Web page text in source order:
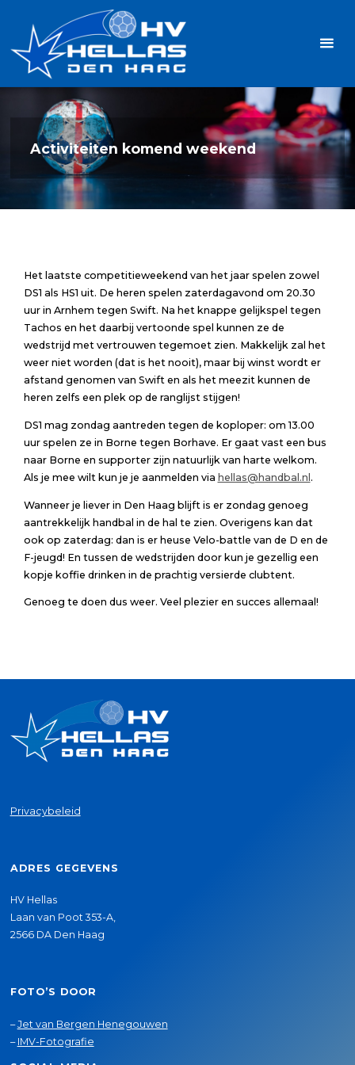
inhoud
Activiteiten komend weekend
Het laatste competitieweekend van het jaar spelen zowel
DS1 als HS1 uit. De heren spelen zaterdagavond om 20.30
uur in Arnhem tegen Swift. Na het knappe gelijkspel tegen
Tachos en het daarbij vertoonde spel kunnen ze de
wedstrijd met vertrouwen tegemoet zien. Makkelijk zal het
weer niet worden (dat is het nooit), maar bij winst wordt er
afstand genomen van Swift en als het meezit kunnen de
heren zelfs een plek op de ranglijst stijgen!
DS1 mag zondag aantreden tegen de koploper: om 13.00
uur spelen ze in Borne tegen Borhave. Er gaat vast een bus
naar Borne en supporter zijn natuurlijk van harte welkom.
Als je mee wilt kun je je aanmelden via hellas@handbal.nl .
Wanneer je liever in Den Haag blijft is er zondag genoeg
aantrekkelijk handbal in de hal te zien. Overigens kan dat
ook op zaterdag: dan is er heuse Velo-battle van de D en de
F-jeugd! En tussen de wedstrijden door kun je gezellig een
kopje koffie drinken in de prachtig versierde clubtent.
Genoeg te doen dus weer. Veel plezier en succes allemaal!
Privacybeleid
ADRES GEGEVENS
HV Hellas
Laan van Poot 353-A,
2566 DA Den Haag
FOTO’S DOOR
–Jet van Bergen Henegouwen
– IMV-Fotografie